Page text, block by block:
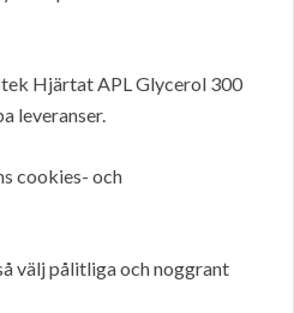
Hjärtat APL Glycerol 300
leveranser.
cookies- och
välj pålitliga och noggrant